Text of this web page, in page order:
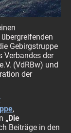
Gebirgstruppe
Verbandes der
(VdRBw) und
der
,
„Die
Beiträge in den